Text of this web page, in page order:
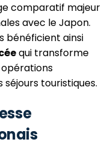
comparatif majeur
avec le Japon.
bénéficient ainsi
qui transforme
touristiques.